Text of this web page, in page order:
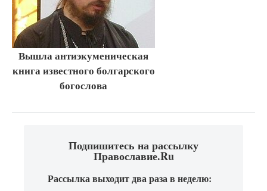
Вышла антиэкуменическая
книга известного болгарского
богослова
Подпишитесь на рассылку
Православие.Ru
Рассылка выходит два раза в неделю: